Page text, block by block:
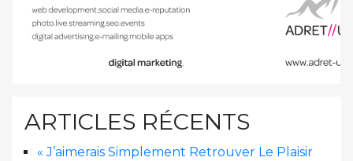
ARTICLES RÉCENTS
« J’aimerais Simplement Retrouver Le Plaisir